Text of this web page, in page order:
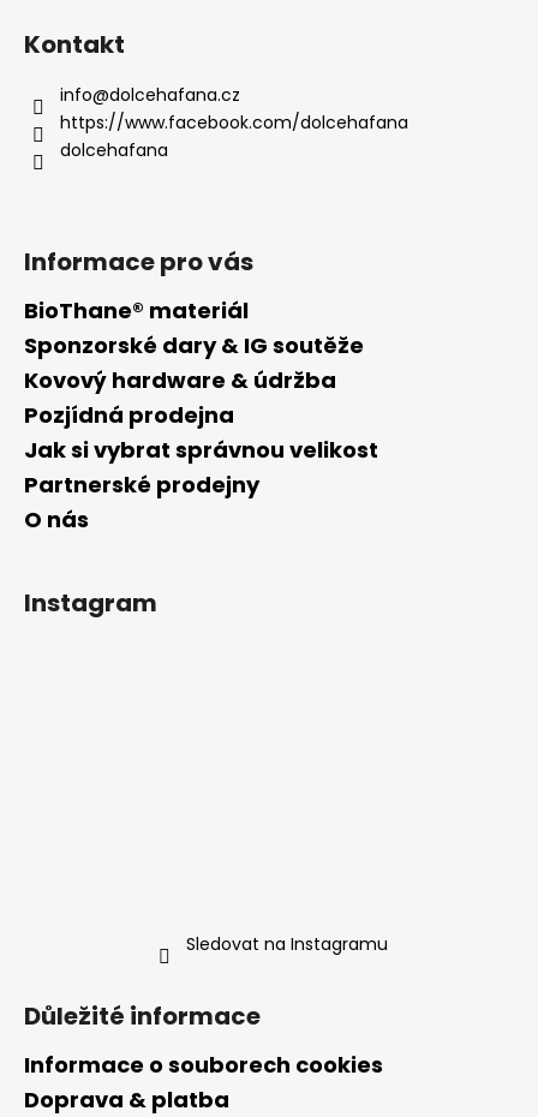
Kontakt
info@dolcehafana.cz
https://www.facebook.com/dolcehafana
dolcehafana
Informace pro vás
BioThane® materiál
Sponzorské dary & IG soutěže
Kovový hardware & údržba
Pozjídná prodejna
Jak si vybrat správnou velikost
Partnerské prodejny
O nás
Instagram
Sledovat na Instagramu
Důležité informace
Informace o souborech cookies
Doprava & platba